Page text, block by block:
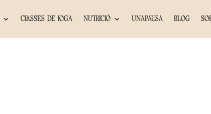
CLASSES DE IOGA NUTRICIÓ UNAPAUSA BLOG